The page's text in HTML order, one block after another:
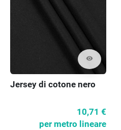
visibility
Jersey di cotone nero
10,71 €
per metro lineare